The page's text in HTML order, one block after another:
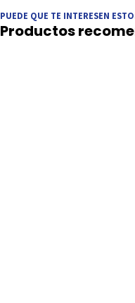
PUEDE QUE TE INTERESEN
Productos